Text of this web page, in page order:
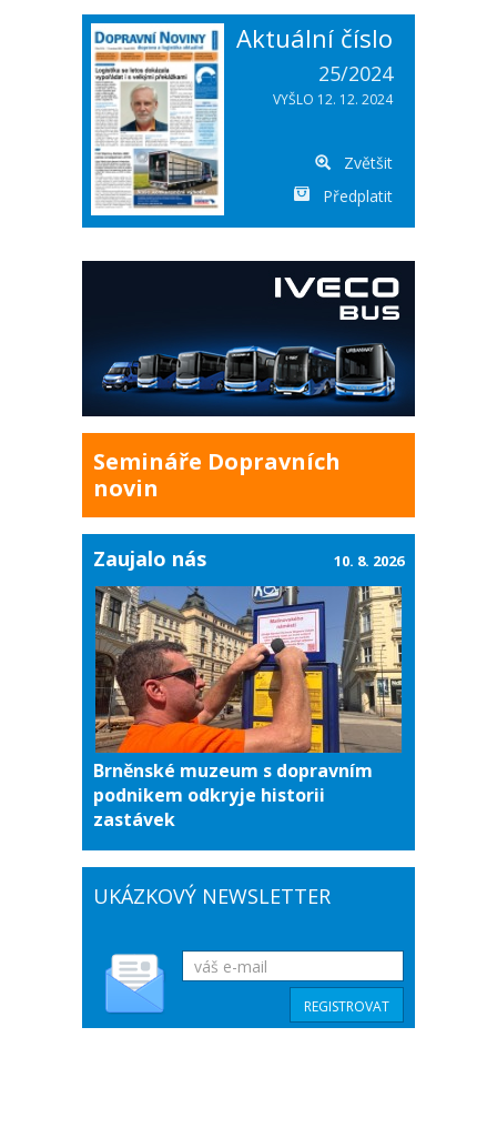
Aktuální číslo
25/2024
VYŠLO 12. 12. 2024
Zvětšit
Předplatit
Semináře Dopravních
novin
Zaujalo nás
Brněnské muzeum s dopravním
podnikem odkryje historii
zastávek
10. 8. 2026
UKÁZKOVÝ NEWSLETTER